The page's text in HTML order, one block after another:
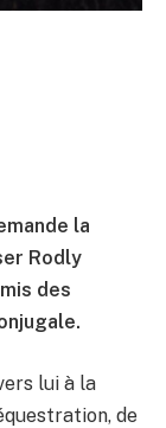
la
Rodly
des
lui à la
de